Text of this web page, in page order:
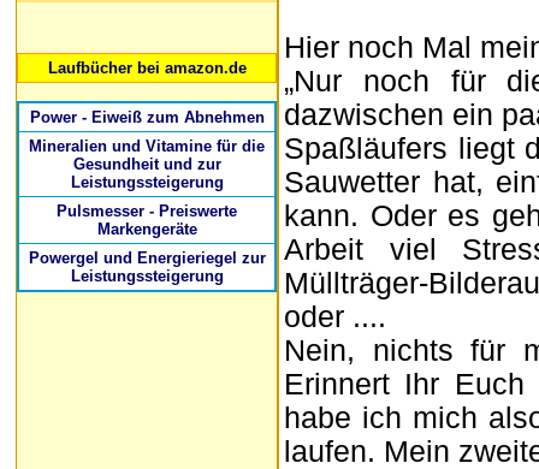
Laufbücher bei amazon.de
Power - Eiweiß zum Abnehmen
Mineralien und Vitamine für die
Gesundheit und zur
Leistungssteigerung
Pulsmesser - Preiswerte
Markengeräte
Powergel und Energieriegel zur
Leistungssteigerung
Hier noch Mal
„Nur noch für
dazwischen ein
Spaßläufers liegt
Sauwetter hat,
kann. Oder es
Arbeit viel
Müllträger-
oder ....
Nein, nichts für
Erinnert Ihr
habe ich mich
laufen. Mein